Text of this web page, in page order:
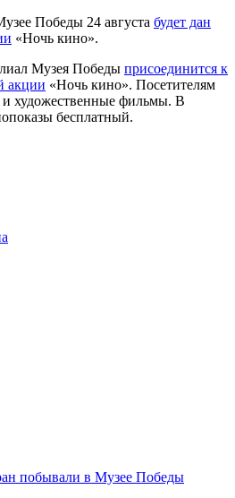
Победы 24 августа будет дан
«Ночь кино».
Музея Победы присоединится к
акции «Ночь кино». Посетителям
художественные фильмы. В
бесплатный.
побывали в Музее Победы